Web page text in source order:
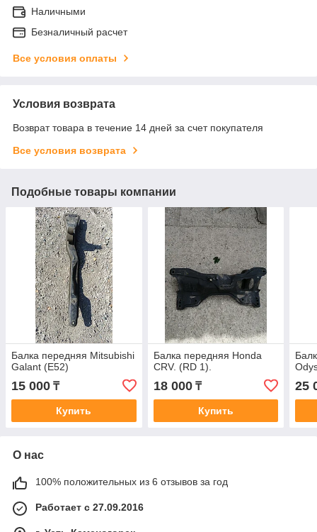
Наличными
Безналичный расчет
Все условия оплаты
Условия возврата
Возврат товара в течение 14 дней за счет покупателя
Все условия возврата
Подобные товары компании
Балка передняя Mitsubishi
Galant (E52)
15 000 ₸
Купить
Балка передняя Honda
CRV. (RD 1).
18 000₸
Купить
25
О нас
100% положительных из 6 отзывов за год
Работает с 27.09.2016